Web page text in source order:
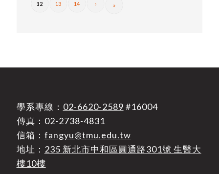
12 13 14 › »
學系專線： 02-6620-2589 #16004
傳真：02-2738-4831
信箱： fangyu@tmu.edu.tw
地址： 235 新北市中和區圓通路301號 生醫大
樓10樓